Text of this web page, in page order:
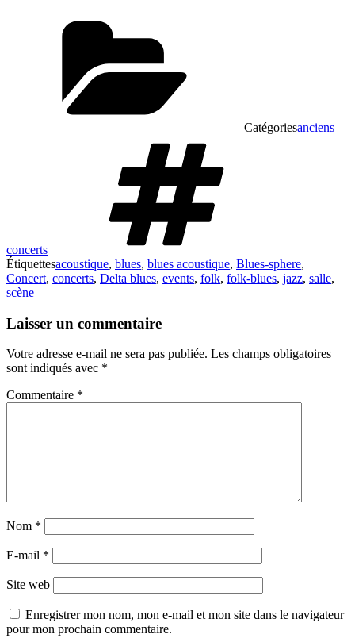
Catégoriesanciens
concerts
Étiquettesacoustique, blues, blues acoustique, Blues-sphere,
Concert, concerts, Delta blues, events, folk, folk-blues, jazz, salle,
scène
Laisser un commentaire
Votre adresse e-mail ne sera pas publiée. Les champs obligatoires
sont indiqués avec *
Commentaire *
Nom *
E-mail *
Site web
Enregistrer mon nom, mon e-mail et mon site dans le navigateur
pour mon prochain commentaire.